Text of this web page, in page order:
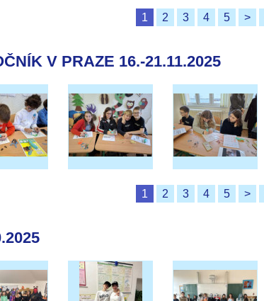
1 2 3 4 5 >
V PRAZE 16.-21.11.2025
1 2 3 4 5 >